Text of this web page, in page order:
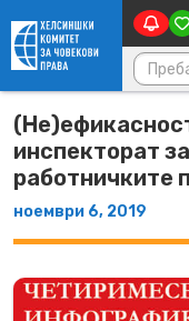
Skip to content
инспекторат
работничките
ноември 6, 2019